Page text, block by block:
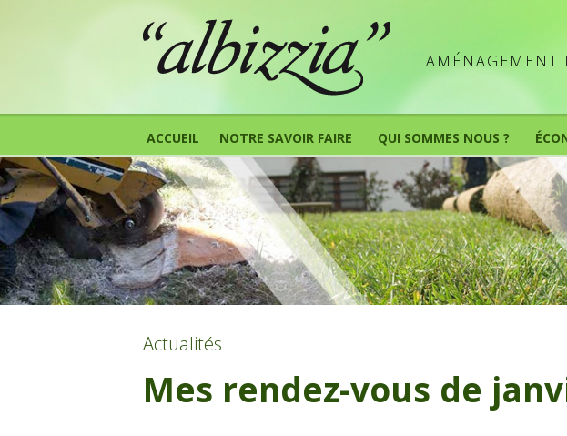
AMÉNAGEMENT
ACCUEIL NOTRE SAVOIR FAIRE QUI SOMMES NOUS ?
Actualités
Mes rendez-vous de